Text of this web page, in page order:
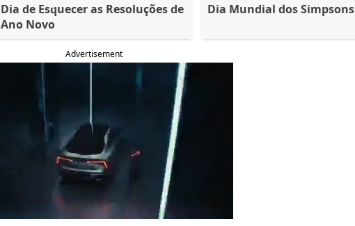
Dia de Esquecer as Resoluções de
Ano Novo
Dia Mundial dos Simpsons
Advertisement